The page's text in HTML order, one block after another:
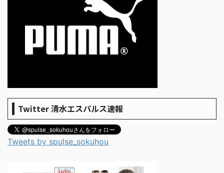
Twitter 清水エスパルス速報
Tweets by spulse_sokuhou